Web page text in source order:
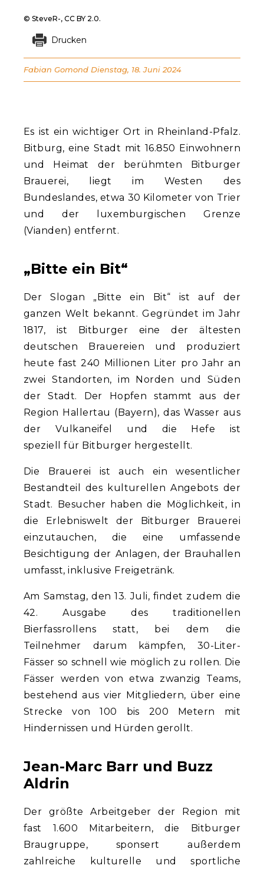
Es ist ein wichtiger Ort in Rheinland-Pfalz.
Bitburg, eine Stadt mit 16.850 Einwohnern
und Heimat der berühmten Bitburger
Brauerei, liegt im Westen des
Bundeslandes, etwa 30 Kilometer von Trier
und der luxemburgischen Grenze
(Vianden) entfernt.
„Bitte ein Bit“
Der Slogan „Bitte ein Bit“ ist auf der
ganzen Welt bekannt. Gegründet im Jahr
1817, ist Bitburger eine der ältesten
deutschen Brauereien und produziert
heute fast 240 Millionen Liter pro Jahr an
zwei Standorten, im Norden und Süden
der Stadt. Der Hopfen stammt aus der
Region Hallertau (Bayern), das Wasser aus
der Vulkaneifel und die Hefe ist
speziell für Bitburger hergestellt.
Die Brauerei ist auch ein wesentlicher
Bestandteil des kulturellen Angebots der
Stadt. Besucher haben die Möglichkeit, in
die Erlebniswelt der Bitburger Brauerei
einzutauchen, die eine umfassende
Besichtigung der Anlagen, der Brauhallen
umfasst, inklusive Freigetränk.
Am Samstag, den 13. Juli, findet zudem die
42. Ausgabe des traditionellen
Bierfassrollens statt, bei dem die
Teilnehmer darum kämpfen, 30-Liter-
Fässer so schnell wie möglich zu rollen. Die
Fässer werden von etwa zwanzig Teams,
bestehend aus vier Mitgliedern, über eine
Strecke von 100 bis 200 Metern mit
Hindernissen und Hürden gerollt.
Jean-Marc Barr und Buzz
Aldrin
Der größte Arbeitgeber der Region mit
fast 1.600 Mitarbeitern, die Bitburger
Braugruppe, sponsert außerdem
zahlreiche kulturelle und sportliche
© SteveR-, CC BY 2.0.
Drucken
Fabian Gomond Dienstag, 18. Juni 2024